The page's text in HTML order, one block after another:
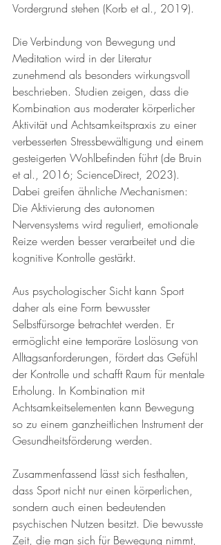
Vordergrund stehen (Korb et al., 2019).
Die Verbindung von Bewegung und
Meditation wird in der Literatur
zunehmend als besonders wirkungsvoll
beschrieben. Studien zeigen, dass die
Kombination aus moderater körperlicher
Aktivität und Achtsamkeitspraxis zu einer
verbesserten Stressbewältigung und einem
gesteigerten Wohlbefinden führt (de Bruin
et al., 2016; ScienceDirect, 2023).
Dabei greifen ähnliche Mechanismen:
Die Aktivierung des autonomen
Nervensystems wird reguliert, emotionale
Reize werden besser verarbeitet und die
kognitive Kontrolle gestärkt.
Aus psychologischer Sicht kann Sport
daher als eine Form bewusster
Selbstfürsorge betrachtet werden. Er
ermöglicht eine temporäre Loslösung von
Alltagsanforderungen, fördert das Gefühl
der Kontrolle und schafft Raum für mentale
Erholung. In Kombination mit
Achtsamkeitselementen kann Bewegung
so zu einem ganzheitlichen Instrument der
Gesundheitsförderung werden.
Zusammenfassend lässt sich festhalten,
dass Sport nicht nur einen körperlichen,
sondern auch einen bedeutenden
psychischen Nutzen besitzt. Die bewusste
Zeit, die man sich für Bewegung nimmt,